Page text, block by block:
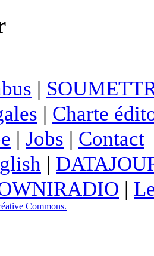
|
| Charte
| Jobs | Contact
|
|
Commons.